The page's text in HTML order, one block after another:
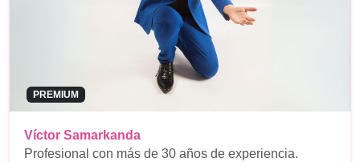
PREMIUM
Víctor Samarkanda
Profesional con más de 30 años de experiencia.